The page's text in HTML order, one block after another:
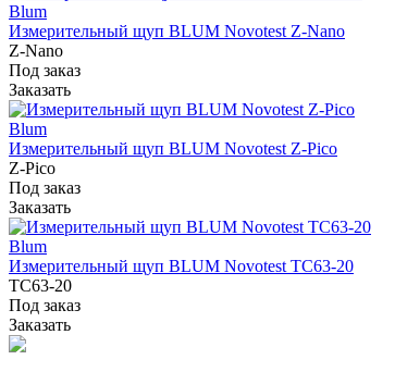
Blum
Измерительный щуп BLUM Novotest Z-Nano
Z-Nano
Под заказ
Заказать
Blum
Измерительный щуп BLUM Novotest Z-Pico
Z-Pico
Под заказ
Заказать
Blum
Измерительный щуп BLUM Novotest TC63-20
TC63-20
Под заказ
Заказать